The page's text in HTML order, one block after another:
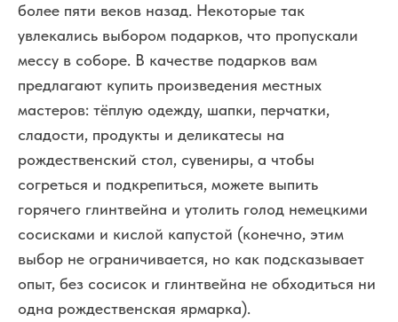
более пяти веков назад. Некоторые так
увлекались выбором подарков, что пропускали
мессу в соборе. В качестве подарков вам
предлагают купить произведения местных
мастеров: тёплую одежду, шапки, перчатки,
сладости, продукты и деликатесы на
рождественский стол, сувениры, а чтобы
согреться и подкрепиться, можете выпить
горячего глинтвейна и утолить голод немецкими
сосисками и кислой капустой (конечно, этим
выбор не ограничивается, но как подсказывает
опыт, без сосисок и глинтвейна не обходиться ни
одна рождественская ярмарка).